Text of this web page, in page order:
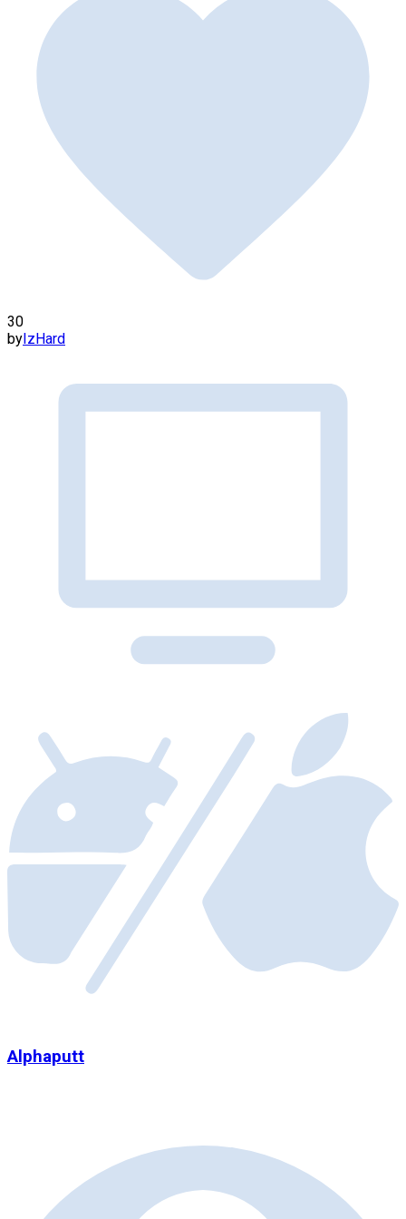
30
by IzHard
Alphaputt